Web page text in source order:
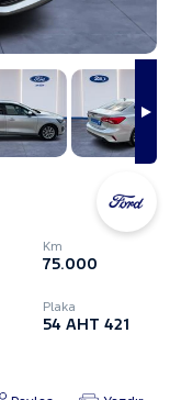
Km
75.000
Plaka
54 AHT 421